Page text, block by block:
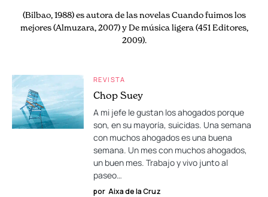
(Bilbao, 1988) es autora de las novelas Cuando fuimos los
mejores (Almuzara, 2007) y De música ligera (451 Editores,
2009).
REVISTA
Chop Suey
A mi jefe le gustan los ahogados porque
son, en su mayoría, suicidas. Una semana
con muchos ahogados es una buena
semana. Un mes con muchos ahogados,
un buen mes. Trabajo y vivo junto al
paseo…
por Aixa de la Cruz